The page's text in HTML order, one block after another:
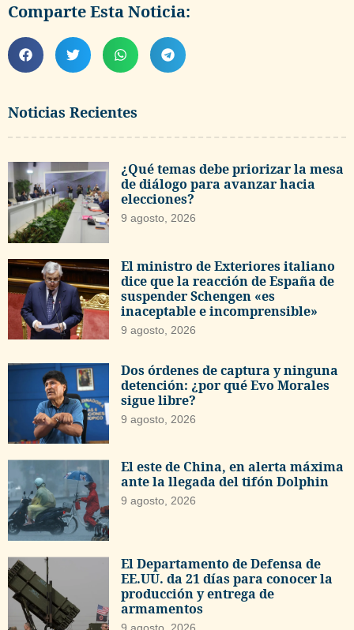
Noticias Recientes
¿Qué temas debe priorizar la mesa
de diálogo para avanzar hacia
elecciones?
9 agosto, 2026
El ministro de Exteriores italiano
dice que la reacción de España de
suspender Schengen «es
inaceptable e incomprensible»
9 agosto, 2026
Dos órdenes de captura y ninguna
detención: ¿por qué Evo Morales
sigue libre?
9 agosto, 2026
El este de China, en alerta máxima
ante la llegada del tifón Dolphin
9 agosto, 2026
El Departamento de Defensa de
EE.UU. da 21 días para conocer la
producción y entrega de
armamentos
Comparte Esta Noticia: